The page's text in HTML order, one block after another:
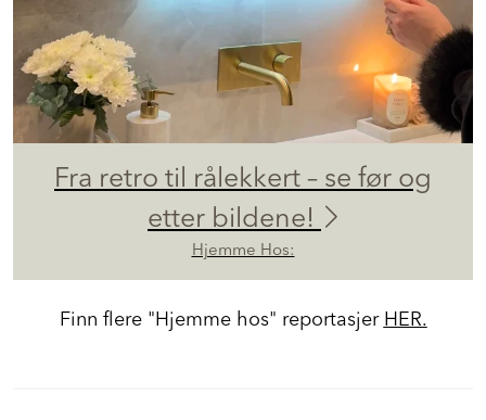
Fra retro til rålekkert – se før og
etter bildene!
Hjemme Hos:
Finn flere "Hjemme hos" reportasjer HER.